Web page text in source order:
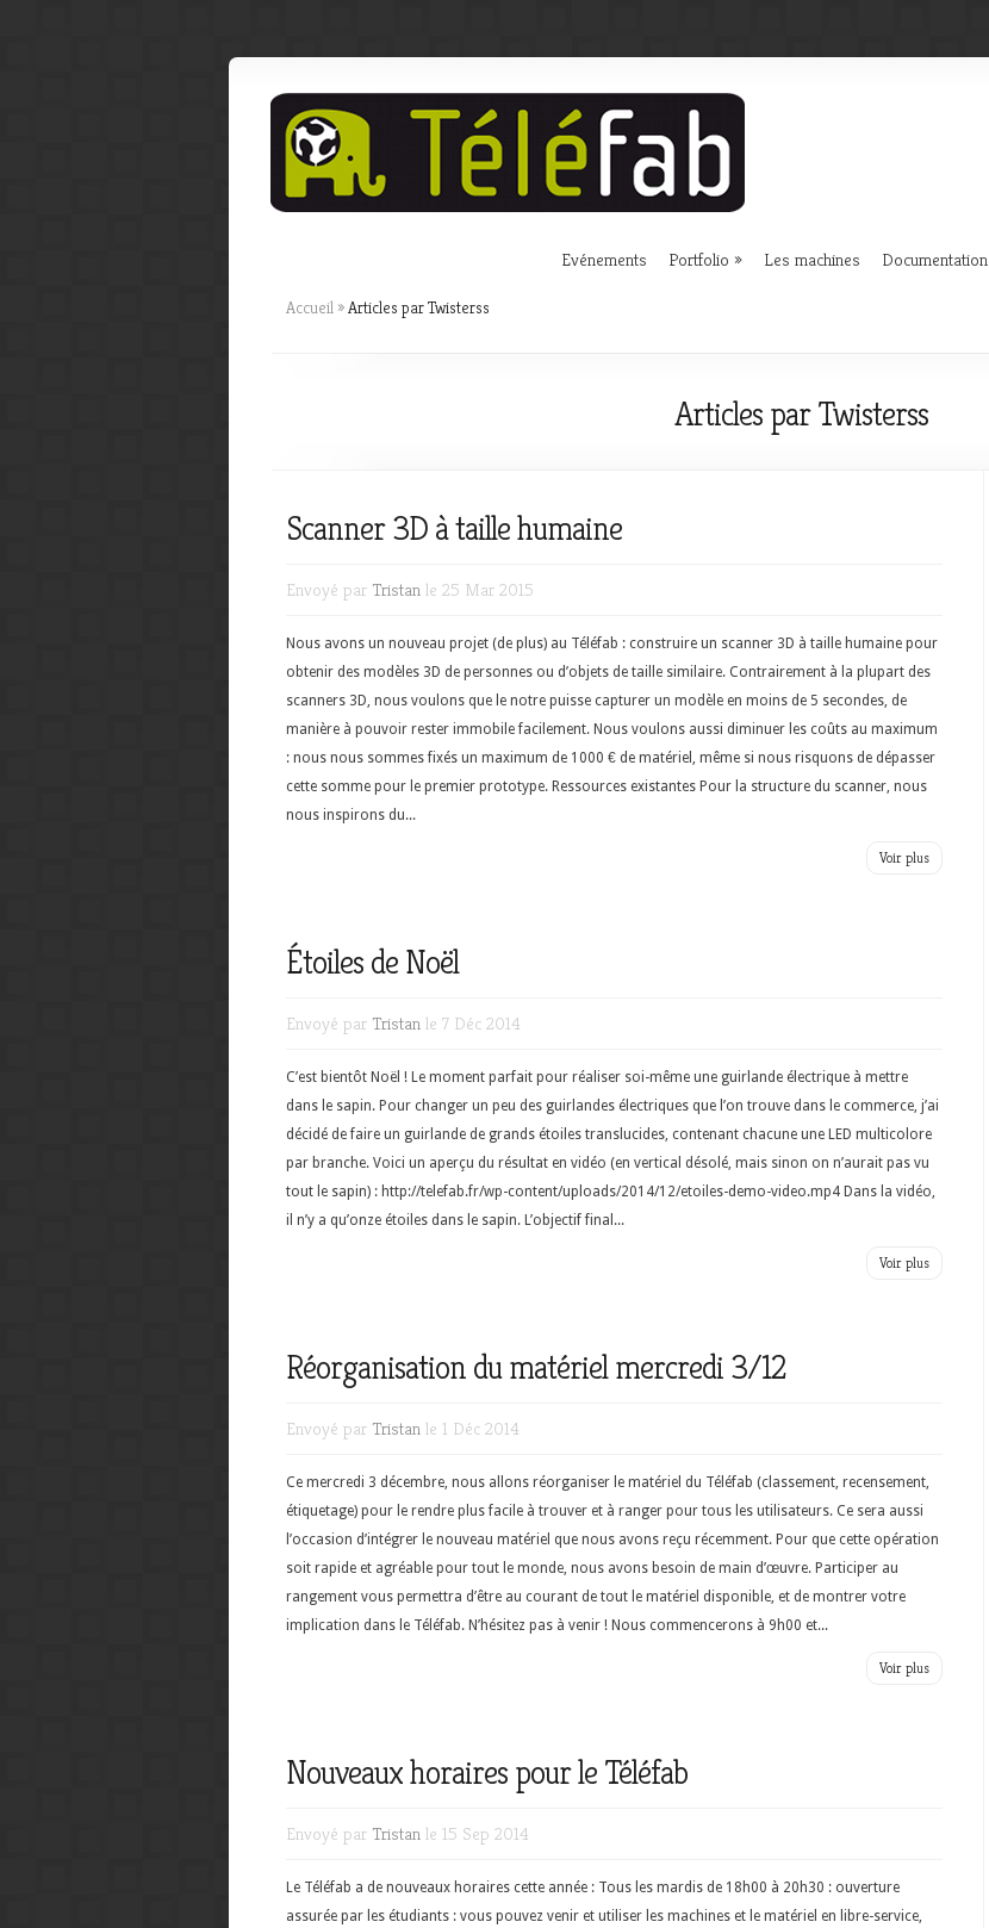
Evénements Portfolio Les machines Documentation
Accueil »Articles par Twisterss
Articles par Twisterss
Scanner 3D à taille humaine
Envoyé par Tristan le 25 Mar 2015
Nous avons un nouveau projet (de plus) au Téléfab : construire un scanner 3D à taille humaine pour
obtenir des modèles 3D de personnes ou d’objets de taille similaire. Contrairement à la plupart des
scanners 3D, nous voulons que le notre puisse capturer un modèle en moins de 5 secondes, de
manière à pouvoir rester immobile facilement. Nous voulons aussi diminuer les coûts au maximum
: nous nous sommes fixés un maximum de 1000 € de matériel, même si nous risquons de dépasser
cette somme pour le premier prototype. Ressources existantes Pour la structure du scanner, nous
nous inspirons du...
Voir plus
Étoiles de Noël
Envoyé par Tristan le 7 Déc 2014
C’est bientôt Noël ! Le moment parfait pour réaliser soi-même une guirlande électrique à mettre
dans le sapin. Pour changer un peu des guirlandes électriques que l’on trouve dans le commerce, j’ai
décidé de faire un guirlande de grands étoiles translucides, contenant chacune une LED multicolore
par branche. Voici un aperçu du résultat en vidéo (en vertical désolé, mais sinon on n’aurait pas vu
tout le sapin) : http://telefab.fr/wp-content/uploads/2014/12/etoiles-demo-video.mp4 Dans la vidéo,
il n’y a qu’onze étoiles dans le sapin. L’objectif final...
Voir plus
Réorganisation du matériel mercredi 3/12
Envoyé par Tristan le 1 Déc 2014
Ce mercredi 3 décembre, nous allons réorganiser le matériel du Téléfab (classement, recensement,
étiquetage) pour le rendre plus facile à trouver et à ranger pour tous les utilisateurs. Ce sera aussi
l’occasion d’intégrer le nouveau matériel que nous avons reçu récemment. Pour que cette opération
soit rapide et agréable pour tout le monde, nous avons besoin de main d’œuvre. Participer au
rangement vous permettra d’être au courant de tout le matériel disponible, et de montrer votre
implication dans le Téléfab. N’hésitez pas à venir ! Nous commencerons à 9h00 et...
Voir plus
Nouveaux horaires pour le Téléfab
Envoyé par Tristan le 15 Sep 2014
Le Téléfab a de nouveaux horaires cette année : Tous les mardis de 18h00 à 20h30 : ouverture
assurée par les étudiants : vous pouvez venir et utiliser les machines et le matériel en libre-service,